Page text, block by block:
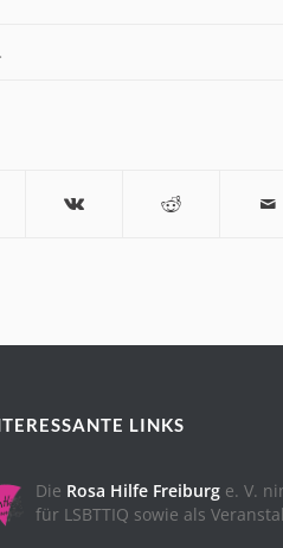
LINKS
Die Rosa Hilfe Freiburge. V.
für LSBTTIQ sowie als